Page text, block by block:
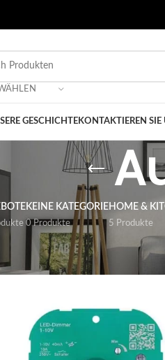
GESCHICHTEKONTAKTIEREN SIE
KEINE KATEGORIE
0 Produkte
HOME &
5 Produkte
/Shop/Ausgabe